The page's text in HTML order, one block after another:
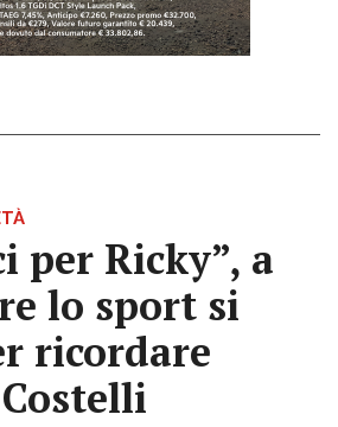
per Ricky”, a
lo sport si
ricordare